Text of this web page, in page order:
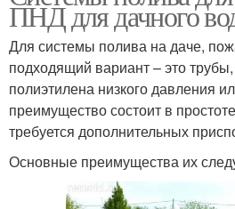
ПНД для дачного
Для системы полива на даче,
подходящий вариант – это
полиэтилена низкого давления
преимущество состоит в
требуется дополнительных
Основные преимущества их